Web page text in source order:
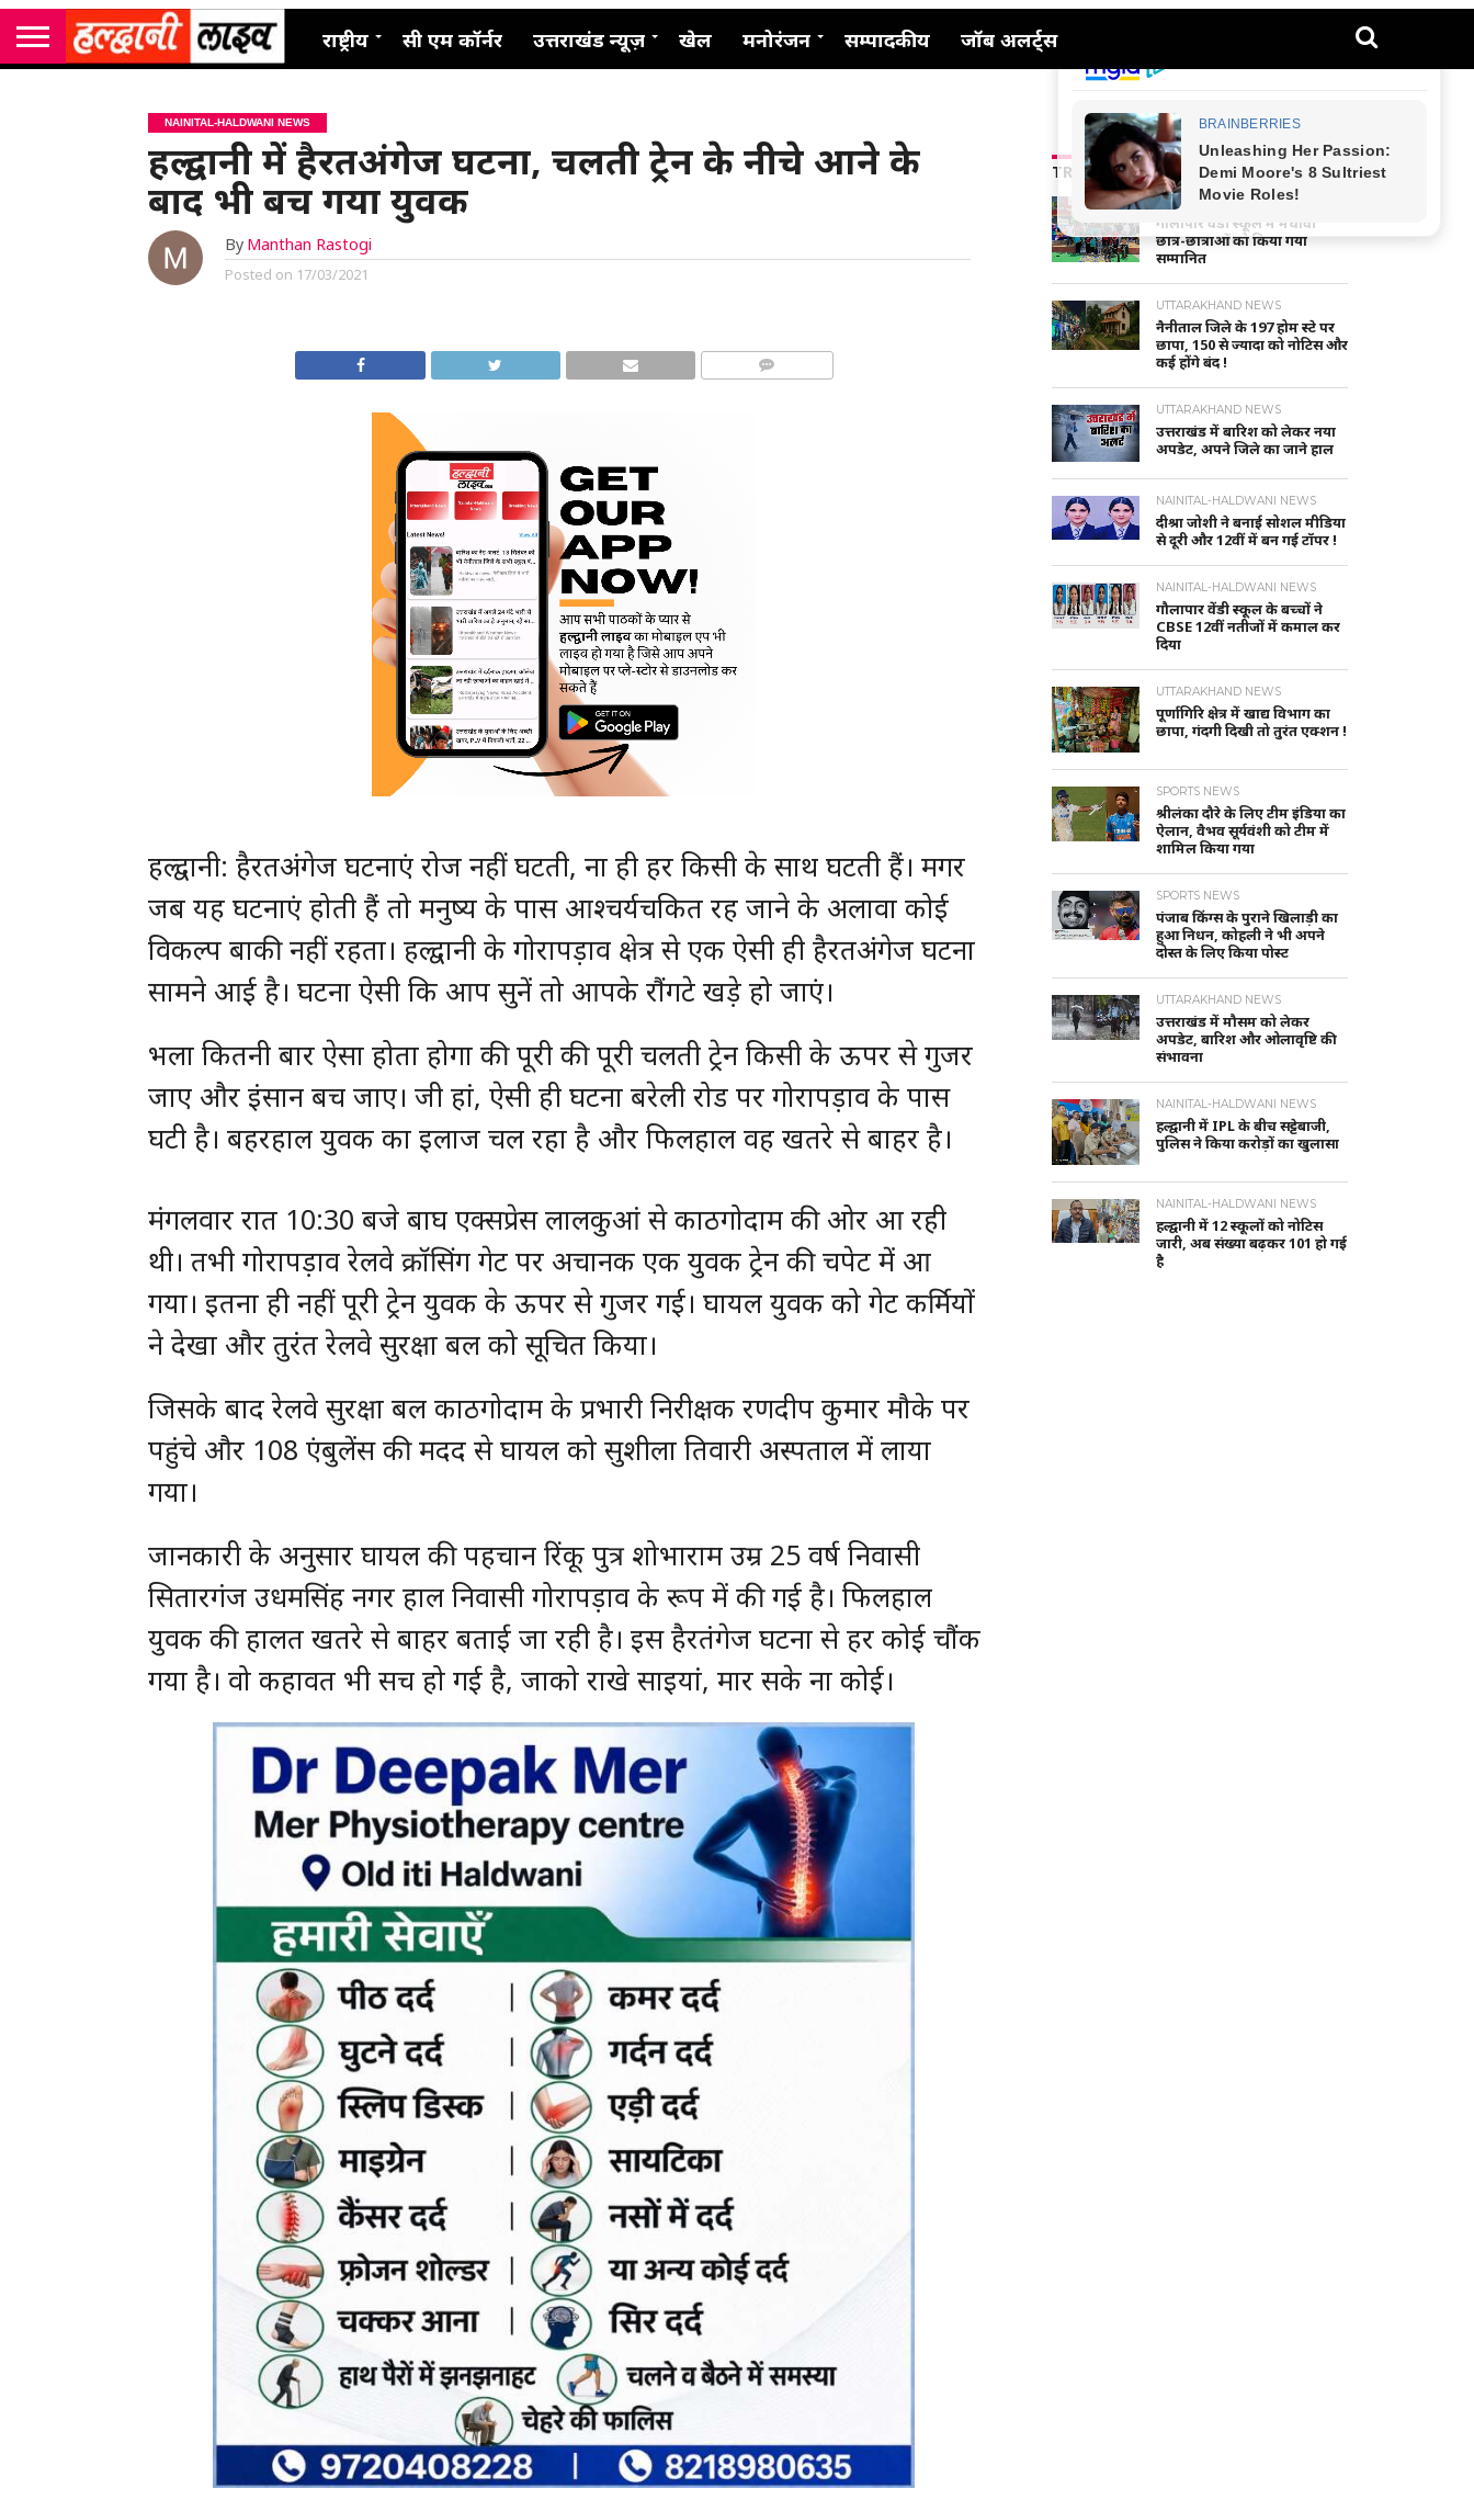
राष्ट्रीय सी एम कॉर्नर उत्तराखंड न्यूज़ खेल मनोरंजन सम्पादकीय जॉब अलर्ट्स
NAINITAL-HALDWANI NEWS
हल्द्वानी में हैरतअंगेज घटना, चलती ट्रेन के नीचे आने के
बाद भी बच गया युवक
By Manthan Rastogi
Posted on 17/03/2021
हल्द्वानी: हैरतअंगेज घटनाएं रोज नहीं घटती, ना ही हर किसी के साथ घटती हैं। मगर
जब यह घटनाएं होती हैं तो मनुष्य के पास आश्चर्यचकित रह जाने के अलावा कोई
विकल्प बाकी नहीं रहता। हल्द्वानी के गोरापड़ाव क्षेत्र से एक ऐसी ही हैरतअंगेज घटना
सामने आई है। घटना ऐसी कि आप सुनें तो आपके रौंगटे खड़े हो जाएं।
भला कितनी बार ऐसा होता होगा की पूरी की पूरी चलती ट्रेन किसी के ऊपर से गुजर
जाए और इंसान बच जाए। जी हां, ऐसी ही घटना बरेली रोड पर गोरापड़ाव के पास
घटी है। बहरहाल युवक का इलाज चल रहा है और फिलहाल वह खतरे से बाहर है।
मंगलवार रात 10:30 बजे बाघ एक्सप्रेस लालकुआं से काठगोदाम की ओर आ रही
थी। तभी गोरापड़ाव रेलवे क्रॉसिंग गेट पर अचानक एक युवक ट्रेन की चपेट में आ
गया। इतना ही नहीं पूरी ट्रेन युवक के ऊपर से गुजर गई। घायल युवक को गेट कर्मियों
ने देखा और तुरंत रेलवे सुरक्षा बल को सूचित किया।
जिसके बाद रेलवे सुरक्षा बल काठगोदाम के प्रभारी निरीक्षक रणदीप कुमार मौके पर
पहुंचे और 108 एंबुलेंस की मदद से घायल को सुशीला तिवारी अस्पताल में लाया
गया।
जानकारी के अनुसार घायल की पहचान रिंकू पुत्र शोभाराम उम्र 25 वर्ष निवासी
सितारगंज उधमसिंह नगर हाल निवासी गोरापड़ाव के रूप में की गई है। फिलहाल
युवक की हालत खतरे से बाहर बताई जा रही है। इस हैरतंगेज घटना से हर कोई चौंक
गया है। वो कहावत भी सच हो गई है, जाको राखे साइयां, मार सके ना कोई।
TRENDING NEWS
NAINITAL-HALDWANI NEWS
गौलापार वैंडी स्कूल में मेधावी
छात्र-छात्राओं को किया गया
सम्मानित
UTTARAKHAND NEWS
नैनीताल जिले के 197 होम स्टे पर
छापा, 150 से ज्यादा को नोटिस और
कई होंगे बंद !
UTTARAKHAND NEWS
उत्तराखंड में बारिश को लेकर नया
अपडेट, अपने जिले का जाने हाल
NAINITAL-HALDWANI NEWS
दीश्रा जोशी ने बनाई सोशल मीडिया
से दूरी और 12वीं में बन गई टॉपर !
NAINITAL-HALDWANI NEWS
गौलापार वेंडी स्कूल के बच्चों ने
CBSE 12वीं नतीजों में कमाल कर
दिया
UTTARAKHAND NEWS
पूर्णागिरि क्षेत्र में खाद्य विभाग का
छापा, गंदगी दिखी तो तुरंत एक्शन !
SPORTS NEWS
श्रीलंका दौरे के लिए टीम इंडिया का
ऐलान, वैभव सूर्यवंशी को टीम में
शामिल किया गया
SPORTS NEWS
पंजाब किंग्स के पुराने खिलाड़ी का
हुआ निधन, कोहली ने भी अपने
दोस्त के लिए किया पोस्ट
UTTARAKHAND NEWS
उत्तराखंड में मौसम को लेकर
अपडेट, बारिश और ओलावृष्टि की
संभावना
NAINITAL-HALDWANI NEWS
हल्द्वानी में IPL के बीच सट्टेबाजी,
पुलिस ने किया करोड़ों का खुलासा
NAINITAL-HALDWANI NEWS
हल्द्वानी में 12 स्कूलों को नोटिस
जारी, अब संख्या बढ़कर 101 हो गई
है